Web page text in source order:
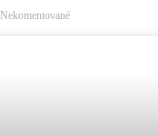
Nekomentované